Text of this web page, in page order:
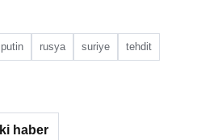
putin rusya suriye tehdit
haber